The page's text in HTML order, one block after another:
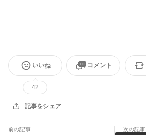
いいね
42
コメント
記事をシェア
前の記事 次の記事